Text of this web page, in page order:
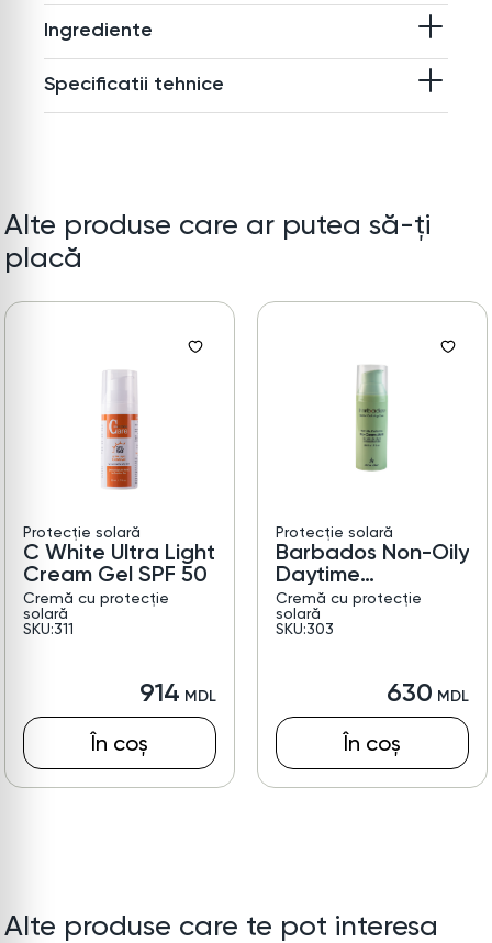
Ingrediente
Specificatii tehnice
Alte produse care ar putea să-ți
placă
Protecție solară
C White Ultra Light
Cream Gel SPF 50
Cremă cu protecție
solară
SKU:311
914
În coș
Protecție solară
Barbados Non-Oily
Daytime
Protection SPF 50
Cremă cu protecție
solară
SKU:303
630
În coș
Alte produse care te pot interesa